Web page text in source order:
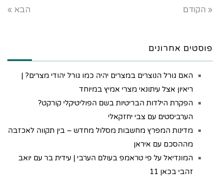
« הקודם הבא »
פוסטים אחרונים
האם גורל הנוצרים במצרים יהיה כמו גורל יהודי מצרים? |
ריאיון אצל עיתונאי מצרי אמיץ במיוחד
הפקרת הילדות הבריטיות בשם הפוליטיקלי קורקט?
הערביסטים עם צבי יחזקאלי
מדינות המפרץ מחשבות מסלול מחדש – בין תקווה לאכזבה
מההסכם עם איראן
המונדיאל על פי טראמפ בעולם הערבי | עידית בר עם יואב
זהבי בכאן 11